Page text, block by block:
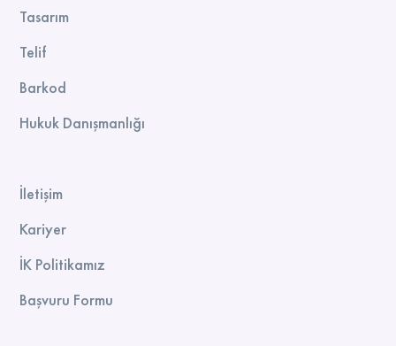
Tasarım
Telif
Barkod
Hukuk Danışmanlığı
İletişim
Kariyer
İK Politikamız
Başvuru Formu